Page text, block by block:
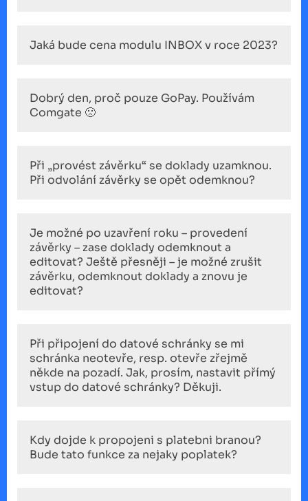
Jaká bude cena modulu INBOX v roce 2023?
Dobrý den, proč pouze GoPay. Používám
Comgate 🙁
Při „provést závěrku“ se doklady uzamknou.
Při odvolání závěrky se opět odemknou?
Je možné po uzavření roku – provedení
závěrky – zase doklady odemknout a
editovat? Ještě přesněji – je možné zrušit
závěrku, odemknout doklady a znovu je
editovat?
Při připojení do datové schránky se mi
schránka neotevře, resp. otevře zřejmě
někde na pozadí. Jak, prosím, nastavit přímý
vstup do datové schránky? Děkuji.
Kdy dojde k propojeni s platebni branou?
Bude tato funkce za nejaky poplatek?